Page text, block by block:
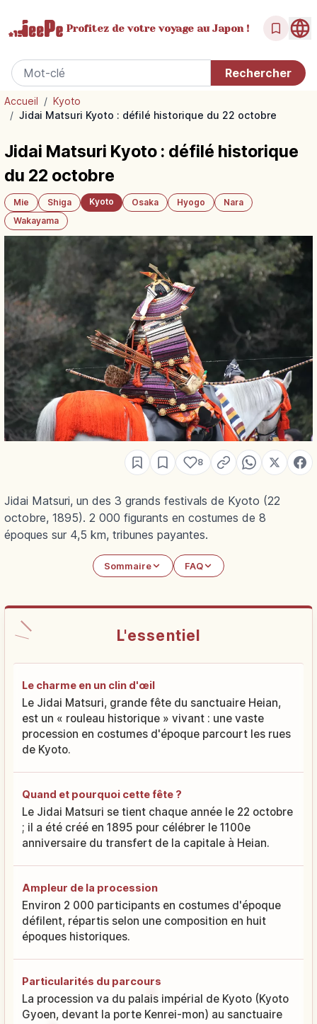
Profitez de votrevoyage au Japon !
Accueil / Kyoto
/ Jidai Matsuri Kyoto : défilé historique du 22 octobre
Jidai Matsuri Kyoto : défilé historique
du 22 octobre
Mie Shiga Kyoto Osaka Hyogo
Nara
Wakayama
8
Jidai Matsuri, un des 3 grands festivals de Kyoto (22
octobre, 1895). 2 000 figurants en costumes de 8
époques sur 4,5 km, tribunes payantes.
Sommaire FAQ
L'essentiel
Le charme en un clin d'œil
Le Jidai Matsuri, grande fête du sanctuaire Heian,
est un « rouleau historique » vivant : une vaste
procession en costumes d'époque parcourt les rues
de Kyoto.
Quand et pourquoi cette fête ?
Le Jidai Matsuri se tient chaque année le 22 octobre
; il a été créé en 1895 pour célébrer le 1100e
anniversaire du transfert de la capitale à Heian.
Ampleur de la procession
Environ 2 000 participants en costumes d'époque
défilent, répartis selon une composition en huit
époques historiques.
Particularités du parcours
La procession va du palais impérial de Kyoto (Kyoto
Gyoen, devant la porte Kenrei-mon) au sanctuaire